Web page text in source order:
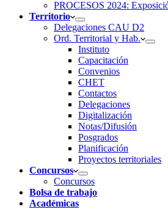
PROCESOS 2024:
Territorio
Delegaciones CAU D2
Ord. Territorial y Hab.
Instituto
Capacitación
Convenios
CHET
Contactos
Delegaciones
Digitalización
Notas/Difusión
Posgrados
Planificación
Proyectos territoriales
Concursos
Concursos
Bolsa de trabajo
Académicas